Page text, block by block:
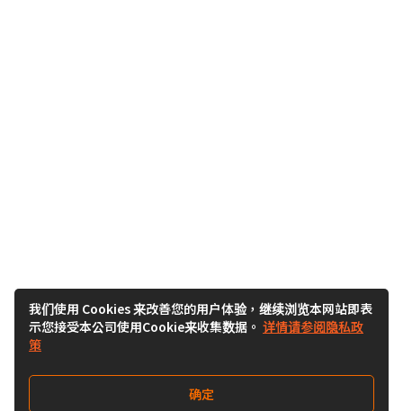
我们使用 Cookies 来改善您的用户体验，继续浏览本网站即表
示您接受本公司使用Cookie来收集数据。 详情请参阅隐私政
策
确定